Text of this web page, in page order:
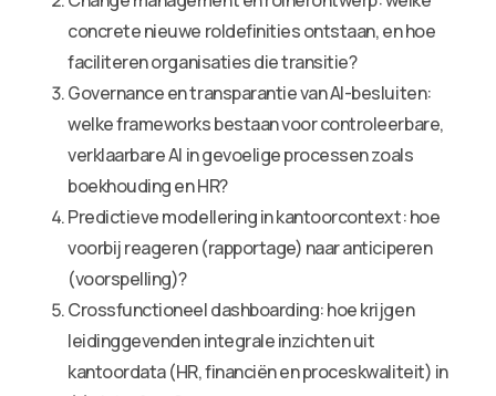
concrete nieuwe roldefinities ontstaan, en hoe
faciliteren organisaties die transitie?
Governance en transparantie van AI-besluiten:
welke frameworks bestaan voor controleerbare,
verklaarbare AI in gevoelige processen zoals
boekhouding en HR?
Predictieve modellering in kantoorcontext: hoe
voorbij reageren (rapportage) naar anticiperen
(voorspelling)?
Crossfunctioneel dashboarding: hoe krijgen
leidinggevenden integrale inzichten uit
kantoordata (HR, financiën en proceskwaliteit) in